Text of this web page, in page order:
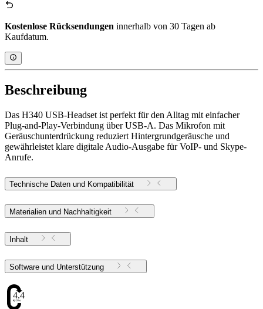
Kostenlose Rücksendungen innerhalb von 30 Tagen ab
Kaufdatum.
Beschreibung
Das H340 USB-Headset ist perfekt für den Alltag mit einfacher
Plug-and-Play-Verbindung über USB-A. Das Mikrofon mit
Geräuschunterdrückung reduziert Hintergrundgeräusche und
gewährleistet klare digitale Audio-Ausgabe für VoIP- und Skype-
Anrufe.
Technische Daten und Kompatibilität
Materialien und Nachhaltigkeit
Inhalt
Software und Unterstützung
4.47